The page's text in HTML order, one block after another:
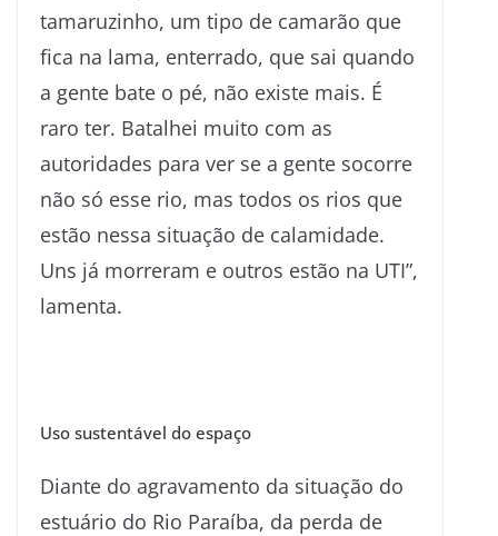
tamaruzinho, um tipo de camarão que
fica na lama, enterrado, que sai quando
a gente bate o pé, não existe mais. É
raro ter. Batalhei muito com as
autoridades para ver se a gente socorre
não só esse rio, mas todos os rios que
estão nessa situação de calamidade.
Uns já morreram e outros estão na UTI”,
lamenta.
Uso sustentável do espaço
Diante do agravamento da situação do
estuário do Rio Paraíba, da perda de